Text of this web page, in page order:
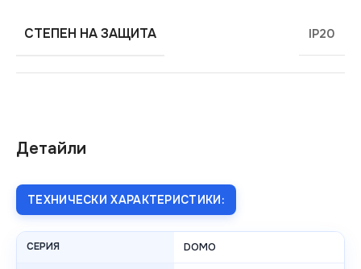
Детайли
ТЕХНИЧЕСКИ ХАРАКТЕРИСТИКИ:
СЕРИЯ DOMO
СТЕПЕН НА ЗАЩИТА IP20